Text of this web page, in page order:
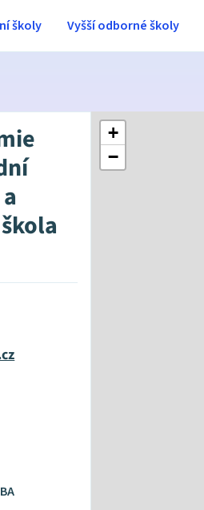
školy Vyšší odborné školy
+
−